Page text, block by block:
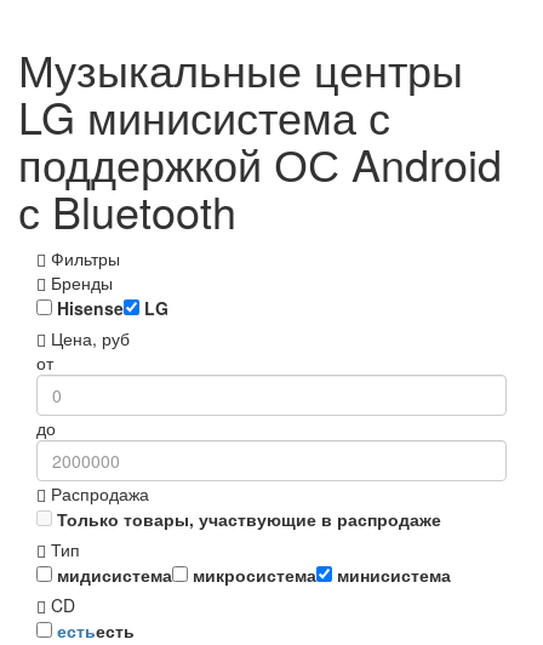
Музыкальные центры
LG минисистема с
поддержкой ОС Android
с Bluetooth
Фильтры
Бренды
Hisense
LG
Цена, руб
от
до
Распродажа
Только товары, участвующие в распродаже
Тип
мидисистема
микросистема
минисистема
CD
естьесть